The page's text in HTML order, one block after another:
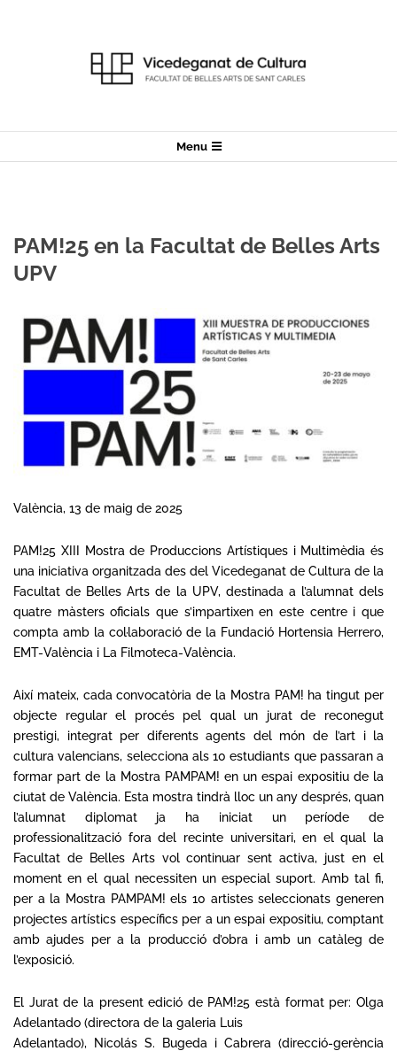
Navigation
Menu
PAM!25 en la Facultat de Belles Arts
UPV
València, 13 de maig de 2025
PAM!25 XIII Mostra de Produccions Artístiques i Multimèdia és
una iniciativa organitzada des del Vicedeganat de Cultura de la
Facultat de Belles Arts de la UPV, destinada a l’alumnat dels
quatre màsters oficials que s’impartixen en este centre i que
compta amb la col·laboració de la Fundació Hortensia Herrero,
EMT-València i La Filmoteca-València.
Així mateix, cada convocatòria de la Mostra PAM! ha tingut per
objecte regular el procés pel qual un jurat de reconegut
prestigi, integrat per diferents agents del món de l’art i la
cultura valencians, selecciona als 10 estudiants que passaran a
formar part de la Mostra PAMPAM! en un espai expositiu de la
ciutat de València. Esta mostra tindrà lloc un any després, quan
l’alumnat diplomat ja ha iniciat un període de
professionalització fora del recinte universitari, en el qual la
Facultat de Belles Arts vol continuar sent activa, just en el
moment en el qual necessiten un especial suport. Amb tal fi,
per a la Mostra PAMPAM! els 10 artistes seleccionats generen
projectes artístics específics per a un espai expositiu, comptant
amb ajudes per a la producció d’obra i amb un catàleg de
l’exposició.
El Jurat de la present edició de PAM!25 està format per: Olga
Adelantado (directora de la galeria Luis
Adelantado), Nicolás S. Bugeda i Cabrera (direcció-gerència